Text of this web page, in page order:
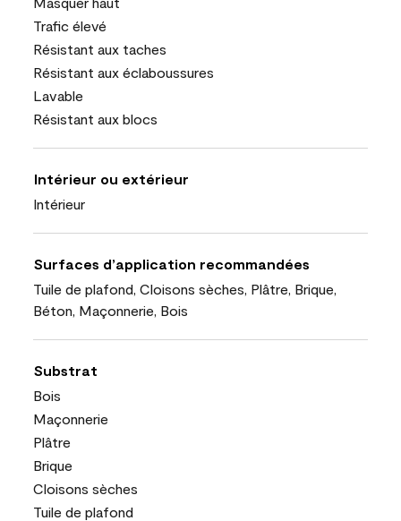
Trafic élevé
Résistant aux taches
Résistant aux éclaboussures
Lavable
Résistant aux blocs
Intérieur ou extérieur
Intérieur
Surfaces d’application recommandées
Tuile de plafond, Cloisons sèches, Plâtre, Brique,
Béton, Maçonnerie, Bois
Substrat
Bois
Maçonnerie
Plâtre
Brique
Cloisons sèches
Tuile de plafond